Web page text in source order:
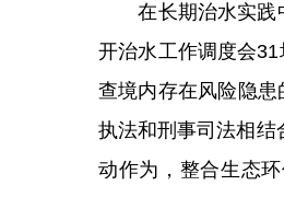
在长期治水实践中
开治水工作调度会
查境内存在风险隐
执法和刑事司法相结
动作为，整合生态